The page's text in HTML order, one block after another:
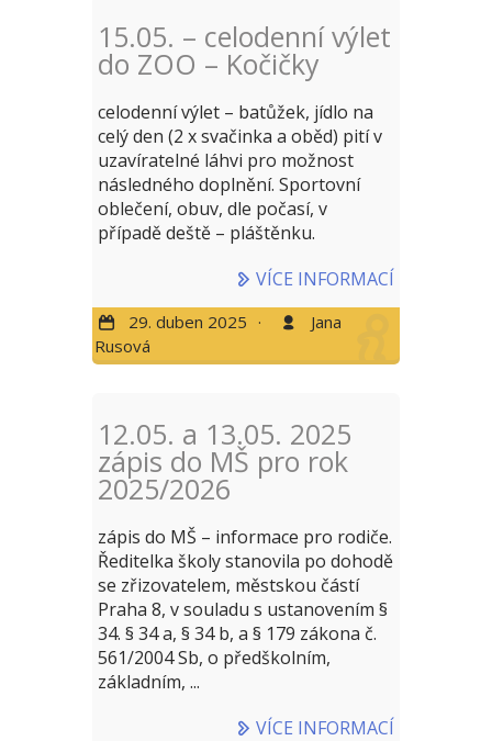
15.05. – celodenní výlet
do ZOO – Kočičky
celodenní výlet – batůžek, jídlo na
celý den (2 x svačinka a oběd) pití v
uzavíratelné láhvi pro možnost
následného doplnění. Sportovní
oblečení, obuv, dle počasí, v
případě deště – pláštěnku.
VÍCE INFORMACÍ
29. duben 2025 ·
Jana
Rusová
12.05. a 13.05. 2025
zápis do MŠ pro rok
2025/2026
zápis do MŠ – informace pro rodiče.
Ředitelka školy stanovila po dohodě
se zřizovatelem, městskou částí
Praha 8, v souladu s ustanovením §
34. § 34 a, § 34 b, a § 179 zákona č.
561/2004 Sb, o předškolním,
základním, ...
VÍCE INFORMACÍ